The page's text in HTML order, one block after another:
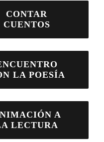
CONTAR
CUENTOS
LA POESÍA
A
LECTURA